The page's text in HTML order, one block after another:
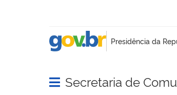
Abrir menu principal de
Secretaria de